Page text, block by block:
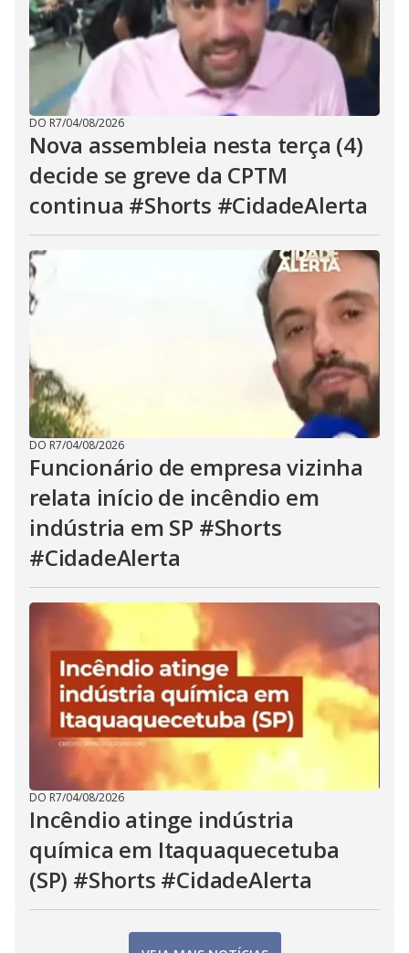
DO R7/04/08/2026
Nova assembleia nesta terça (4)
decide se greve da CPTM
continua #Shorts #CidadeAlerta
DO R7/04/08/2026
Funcionário de empresa vizinha
relata início de incêndio em
indústria em SP #Shorts
#CidadeAlerta
DO R7/04/08/2026
Incêndio atinge indústria
química em Itaquaquecetuba
(SP) #Shorts #CidadeAlerta